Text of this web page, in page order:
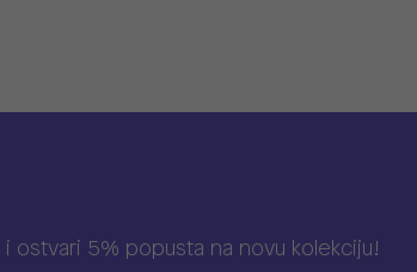
i ostvari 5% popusta na novu kolekciju!